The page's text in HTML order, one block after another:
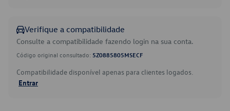
Verifique a compatibilidade
Consulte a compatibilidade fazendo login na sua conta.
Código original consultado: 5Z0885805MSECF
Compatibilidade disponível apenas para clientes logados.
Entrar